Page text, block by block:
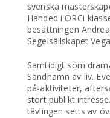
svenska
Handed i ORCi-
besättningen
Segelsällskapet
Samtidigt som
Sandhamn av liv.
på-aktiviteter,
stort publikt
tävlingen setts av